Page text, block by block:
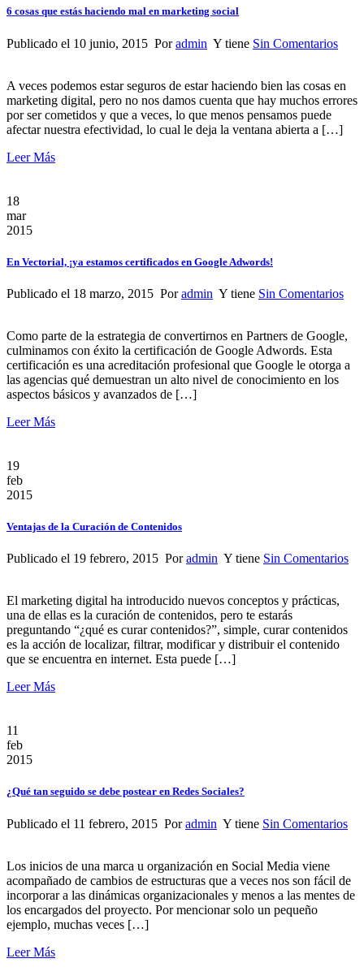
6 cosas que estás haciendo mal en marketing social
Publicado el 10 junio, 2015 Poradmin Y tiene Sin Comentarios
A veces podemos estar seguros de estar haciendo bien las cosas en
marketing digital, pero no nos damos cuenta que hay muchos errores
por ser cometidos y que a veces, lo que menos pensamos puede
afectar nuestra efectividad, lo cual le deja la ventana abierta a […]
Leer Más
18
mar
2015
En Vectorial, ¡ya estamos certificados en Google Adwords!
Publicado el 18 marzo, 2015 Poradmin Y tiene Sin Comentarios
Como parte de la estrategia de convertirnos en Partners de Google,
culminamos con éxito la certificación de Google Adwords. Esta
certificación es una acreditación profesional que Google le otorga a
las agencias qué demuestran un alto nivel de conocimiento en los
aspectos básicos y avanzados de […]
Leer Más
19
feb
2015
Ventajas de la Curación de Contenidos
Publicado el 19 febrero, 2015 Poradmin Y tiene Sin Comentarios
El marketing digital ha introducido nuevos conceptos y prácticas,
una de ellas es la curación de contenidos, pero te estarás
preguntando “¿qué es curar contenidos?”, simple, curar contenidos
es la acción de localizar, filtrar, modificar y distribuir el contenido
que se encuentra en internet. Esta puede […]
Leer Más
11
feb
2015
¿Qué tan seguido se debe postear en Redes Sociales?
Publicado el 11 febrero, 2015 Poradmin Y tiene Sin Comentarios
Los inicios de una marca u organización en Social Media viene
acompañado de cambios de estructuras que a veces nos son fácil de
incorporar a las dinámicas organizacionales y menos a las mentes de
los encargados del proyecto. Por mencionar solo un pequeño
ejemplo, muchas veces […]
Leer Más